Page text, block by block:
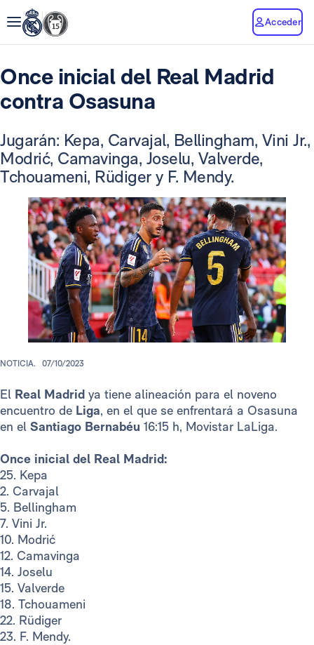
Acceder
Once inicial del Real Madrid
contra Osasuna
Jugarán: Kepa, Carvajal, Bellingham, Vini Jr.,
Modrić, Camavinga, Joselu, Valverde,
Tchouameni, Rüdiger y F. Mendy.
NOTICIA. 07/10/2023
El Real Madrid ya tiene alineación para el noveno
encuentro de Liga, en el que se enfrentará a Osasuna
en el Santiago Bernabéu 16:15 h, Movistar LaLiga.
Once inicial del Real Madrid:
25. Kepa
2. Carvajal
5. Bellingham
7. Vini Jr.
10. Modrić
12. Camavinga
14. Joselu
15. Valverde
18. Tchouameni
22. Rüdiger
23. F. Mendy.